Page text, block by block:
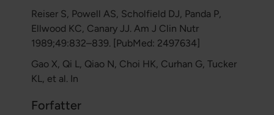
Reiser S, Powell AS, Scholfield DJ, Panda P,
Ellwood KC, Canary JJ. Am J Clin Nutr
1989;49:832–839. [PubMed: 2497634]
Gao X, Qi L, Qiao N, Choi HK, Curhan G, Tucker
KL, et al. In
Forfatter